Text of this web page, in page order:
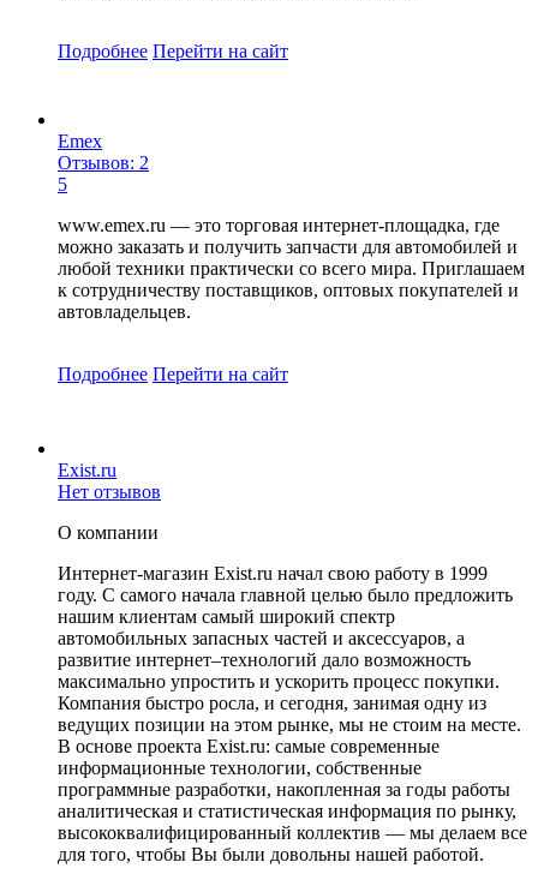
Подробнее Перейти на сайт
Emex
Отзывов: 2
5
www.emex.ru — это торговая интернет-площадка, где
можно заказать и получить запчасти для автомобилей и
любой техники практически со всего мира. Приглашаем
к сотрудничеству поставщиков, оптовых покупателей и
автовладельцев.
Подробнее Перейти на сайт
Exist.ru
Нет отзывов
О компании
Интернет-магазин Exist.ru начал свою работу в 1999
году. С самого начала главной целью было предложить
нашим клиентам самый широкий спектр
автомобильных запасных частей и аксессуаров, а
развитие интернет–технологий дало возможность
максимально упростить и ускорить процесс покупки.
Компания быстро росла, и сегодня, занимая одну из
ведущих позиции на этом рынке, мы не стоим на месте.
В основе проекта Exist.ru: самые современные
информационные технологии, собственные
программные разработки, накопленная за годы работы
аналитическая и статистическая информация по рынку,
высококвалифицированный коллектив — мы делаем все
для того, чтобы Вы были довольны нашей работой.